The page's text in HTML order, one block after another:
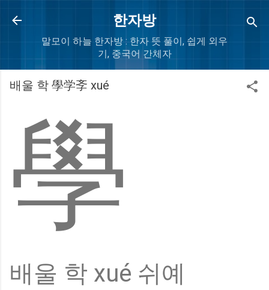
Skip to main content
한자방
말모이 하늘 한자방 : 한자 뜻 풀이, 쉽게 외우
기, 중국어 간체자
배울 학 學学斈 xué
學
배울 학 xué 쉬예